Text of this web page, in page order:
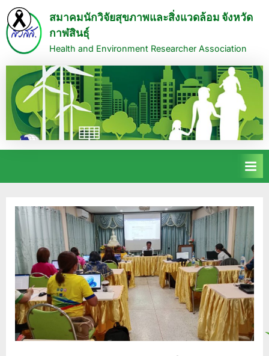
Skip
to
content
สมาคมนักวิจัยสุขภาพและสิ่งแวดล้อม จังหวัด
กาฬสินธุ์
Health and Environment Researcher Association